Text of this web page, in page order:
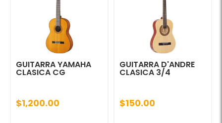
GUITARRA YAMAHA
CLASICA CG
$1,200.00
GUITARRA D'ANDRE
CLASICA 3/4
$150.00